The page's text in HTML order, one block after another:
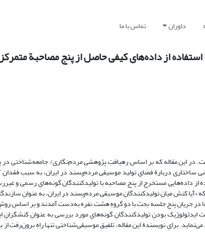
داوران تماس با ما
از داده‌های کیفی حاصل از پنج مصاحبة‌ متمرکز
در این مقاله که بر اساسِ رهیافتِ پژوهشیِ مردم‌نگاری/ جامعه‌شناختی
دربارة فضایِ تولید موسیقی مردم‌پسند در ایران، به سببِ فقدانِ
داده‌هایی مستخرج از پنج مصاحبه با تولیدکنندگان گونه‌هایِ رسمی و
کنش میانِ تولیدکنندگانِ موسیقی مردم‌پسند در ایران، به عنوانِ
در جریانِ پنج جلسه بحث با دو گروهِ هشت نفره به‌دست آمدند و بر اساسِ
بودنِ تولیدکنندگانِ گونه‌هایِ مورد بررسی به عنوانِ کنشگرانِ
برایِ نویسندة این مقاله، تلفیقِ موسیقی‌شناختی تنها راهِ برون‌رفت از